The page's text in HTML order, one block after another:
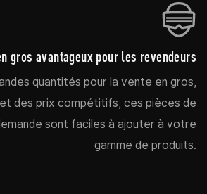
gros avantageux pour les revendeurs
quantités pour la vente en gros,
des prix compétitifs, ces pièces de
sont faciles à ajouter à votre
gamme de produits.